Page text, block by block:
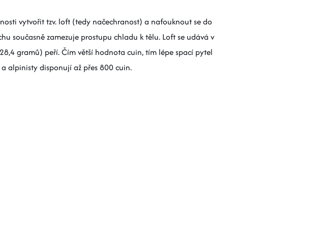
vytvořit tzv. loft (tedy načechranost) a nafouknout se do
současně zamezuje prostupu chladu k tělu. Loft se udává v
gramů) peří. Čím větší hodnota cuin, tím lépe spací pytel
alpinisty disponují až přes 800 cuin.